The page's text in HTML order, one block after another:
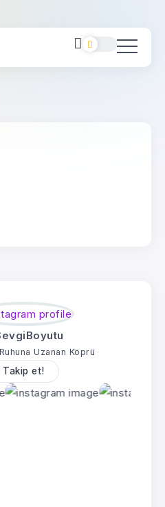
Uzanan Köprü
Takip et!